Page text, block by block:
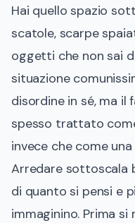
Hai quello spazio
scatole, scarpe
oggetti che non sai
situazione
disordine in sé, ma
spesso trattato
invece che come
Arredare sottoscala
di quanto si pensi e
immaginino. Prima si